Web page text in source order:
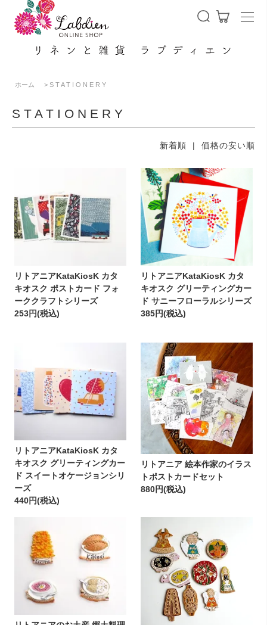
ホーム > S T A T I O N E R Y
S T A T I O N E R Y
新着順 | 価格の安い順
リトアニアKataKiosK カタ
キオスク ポストカード フォ
ーククラフトシリーズ
253円(税込)
リトアニアKataKiosK カタ
キオスク グリーティングカー
ド サニーフローラルシリーズ
385円(税込)
リトアニアKataKiosK カタ
キオスク グリーティングカー
ド スイートオケージョンシリ
ーズ
440円(税込)
リトアニア 絵本作家のイラス
トポストカードセット
880円(税込)